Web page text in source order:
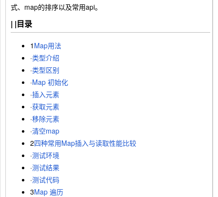
式、map的排序以及常用api。
| |目录
1 Map用法
·类型介绍
·类型区别
·Map 初始化
·插入元素
·获取元素
·移除元素
·清空map
2四种常用Map插入与读取性能比较
·测试环境
·测试结果
·测试代码
3Map 遍历